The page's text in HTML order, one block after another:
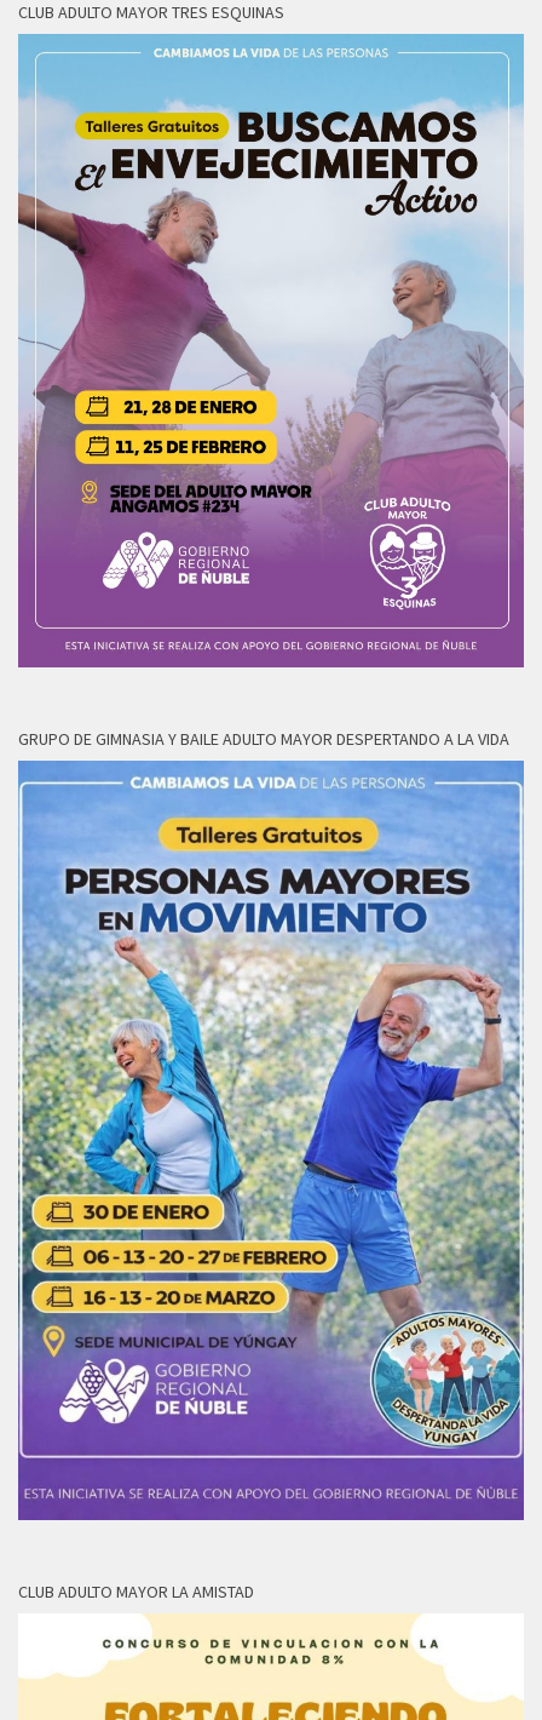
CLUB ADULTO MAYOR TRES ESQUINAS
GRUPO DE GIMNASIA Y BAILE ADULTO MAYOR DESPERTANDO A LA VIDA
CLUB ADULTO MAYOR LA AMISTAD